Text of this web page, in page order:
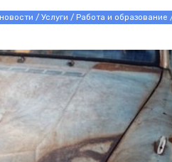
/ Услуги / Работа и